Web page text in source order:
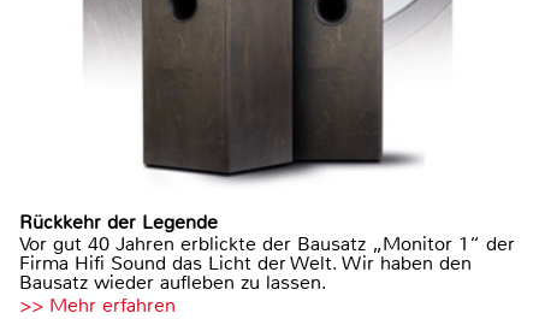
Rückkehr der Legende
Vor gut 40 Jahren erblickte der Bausatz „Monitor 1“ der
Firma Hifi Sound das Licht der Welt. Wir haben den
Bausatz wieder aufleben zu lassen.
>> Mehr erfahren